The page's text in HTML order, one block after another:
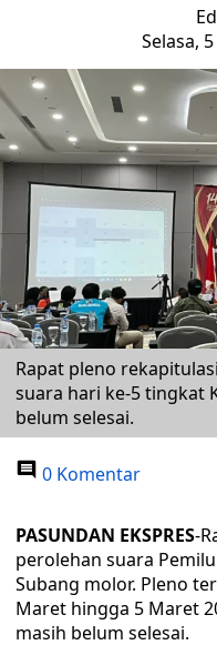
Selasa,
Rapat pleno
suara hari ke-5 tingkat
belum selesai.
0 Komentar
PASUNDAN EKSPRES-
perolehan suara
Subang molor. Pleno
Maret hingga 5 Maret
masih belum selesai.